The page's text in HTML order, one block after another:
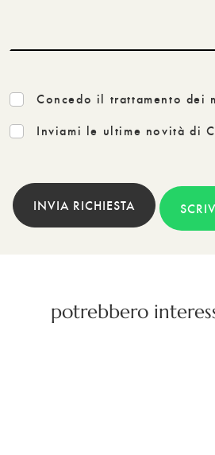
Concedo il trattamento dei
Inviami le ultime novità di
INVIA RICHIESTA
potrebbero